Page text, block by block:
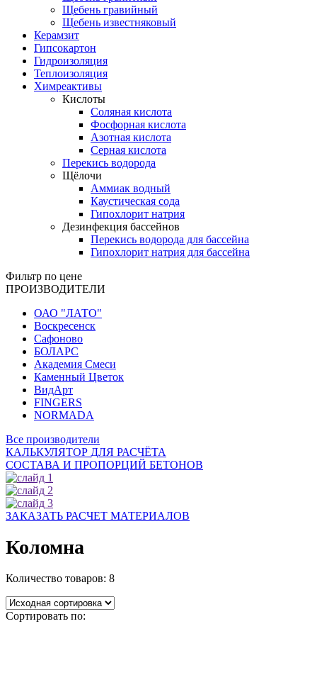
Щебень гравийный
Щебень известняковый
Керамзит
Гипсокартон
Гидроизоляция
Теплоизоляция
Химреактивы
Кислоты
Соляная кислота
Фосфорная кислота
Азотная кислота
Серная кислота
Перекись водорода
Щёлочи
Аммиак водный
Каустическая сода
Гипохлорит натрия
Дезинфекция бассейнов
Перекись водорода для бассейна
Гипохлорит натрия для бассейна
Фильтр по цене
ПРОИЗВОДИТЕЛИ
ОАО "ЛАТО"
Воскресенск
Сафоново
БОЛАРС
Академия Смеси
Каменный Цветок
ВидАрт
FINGERS
NORMADA
Все производители
КАЛЬКУЛЯТОР ДЛЯ РАСЧЁТА
СОСТАВА И ПРОПОРЦИЙ БЕТОНОВ
ЗАКАЗАТЬ РАСЧЕТ МАТЕРИАЛОВ
Коломна
Количество товаров: 8
Сортировать по: